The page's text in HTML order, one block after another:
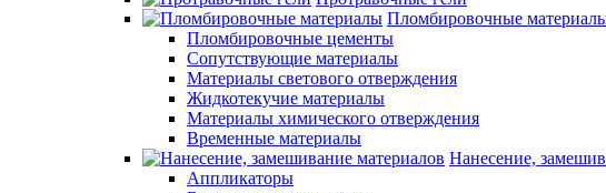
Пломбировочные
Пломбировочные цементы
Сопутствующие материалы
Материалы светового отверждения
Жидкотекучие материалы
Материалы химического отверждения
Временные материалы
Нанесение,
Аппликаторы